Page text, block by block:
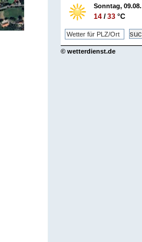
Sonntag, 09.08.
14 /33 °C
© wetterdienst.de